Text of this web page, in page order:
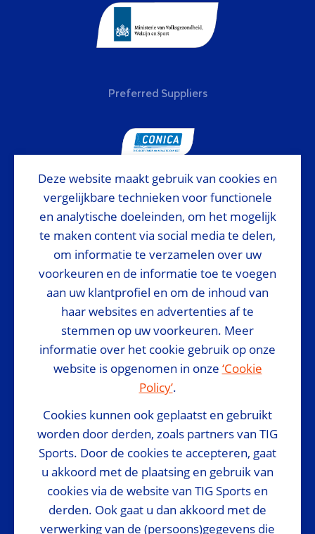
Preferred Suppliers
National Sponsor
Media Partner
Official suppliers
Deze website maakt gebruik van cookies en
vergelijkbare technieken voor functionele
en analytische doeleinden, om het mogelijk
te maken content via social media te delen,
om informatie te verzamelen over uw
voorkeuren en de informatie toe te voegen
aan uw klantprofiel en om de inhoud van
haar websites en advertenties af te
stemmen op uw voorkeuren. Meer
informatie over het cookie gebruik op onze
website is opgenomen in onze ‘Cookie
Policy’.
Cookies kunnen ook geplaatst en gebruikt
worden door derden, zoals partners van TIG
Sports. Door de cookies te accepteren, gaat
u akkoord met de plaatsing en gebruik van
cookies via de website van TIG Sports en
derden. Ook gaat u dan akkoord met de
verwerking van de (persoons)gegevens die